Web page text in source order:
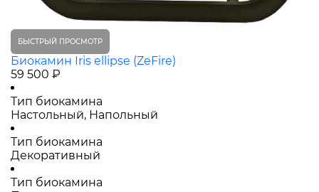
БЫСТРЫЙ ПРОСМОТР
Биокамин Iris ellipse (ZeFire)
59 500 ₽
Тип биокамина
Настольный, Напольный
Тип биокамина
Декоративный
Тип биокамина